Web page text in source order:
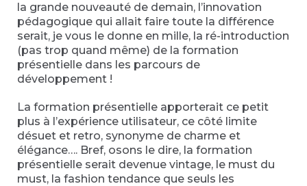
la grande nouveauté de demain, l’innovation
pédagogique qui allait faire toute la différence
serait, je vous le donne en mille, la ré-introduction
(pas trop quand même) de la formation
présentielle dans les parcours de
développement !
La formation présentielle apporterait ce petit
plus à l’expérience utilisateur, ce côté limite
désuet et retro, synonyme de charme et
élégance…. Bref, osons le dire, la formation
présentielle serait devenue vintage, le must du
must, la fashion tendance que seuls les